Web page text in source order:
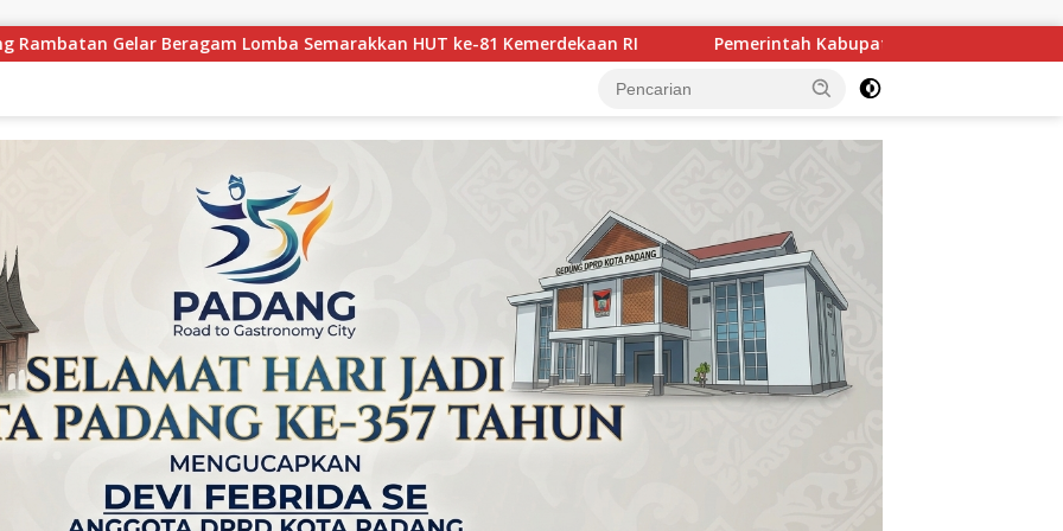
HUT ke-81 Kemerdekaan RI Pemerintah Kabupaten Kuantan Singingi menggelar Rakor Camat Se-Kabupaten